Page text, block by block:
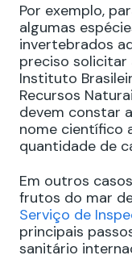
Por exemplo,
algumas
invertebrados
preciso solicitar
Instituto
Recursos
devem constar
nome científico
quantidade de
Em outros
frutos do mar
Serviço de
principais
sanitário